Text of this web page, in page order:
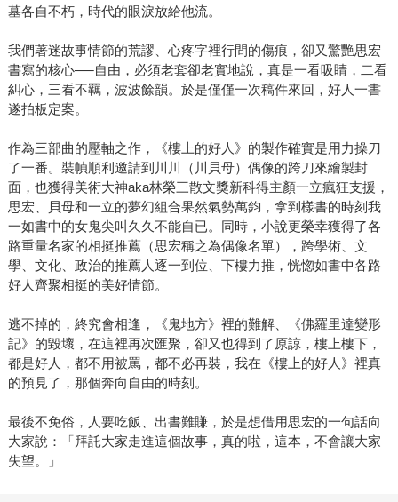
墓各自不朽，時代的眼淚放給他流。
我們著迷故事情節的荒謬、心疼字裡行間的傷痕，卻又驚艷思宏
書寫的核心──自由，必須老套卻老實地說，真是一看吸睛，二看
糾心，三看不羈，波波餘韻。於是僅僅一次稿件來回，好人一書
遂拍板定案。
作為三部曲的壓軸之作，《樓上的好人》的製作確實是用力操刀
了一番。裝幀順利邀請到川川（川貝母）偶像的跨刀來繪製封
面，也獲得美術大神aka林榮三散文獎新科得主顏一立瘋狂支援，
思宏、貝母和一立的夢幻組合果然氣勢萬鈞，拿到樣書的時刻我
一如書中的女鬼尖叫久久不能自已。同時，小說更榮幸獲得了各
路重量名家的相挺推薦（思宏稱之為偶像名單），跨學術、文
學、文化、政治的推薦人逐一到位、下樓力推，恍惚如書中各路
好人齊聚相挺的美好情節。
逃不掉的，終究會相逢，《鬼地方》裡的難解、《佛羅里達變形
記》的毀壞，在這裡再次匯聚，卻又也得到了原諒，樓上樓下，
都是好人，都不用被罵，都不必再裝，我在《樓上的好人》裡真
的預見了，那個奔向自由的時刻。
最後不免俗，人要吃飯、出書難賺，於是想借用思宏的一句話向
大家說：「拜託大家走進這個故事，真的啦，這本，不會讓大家
失望。」